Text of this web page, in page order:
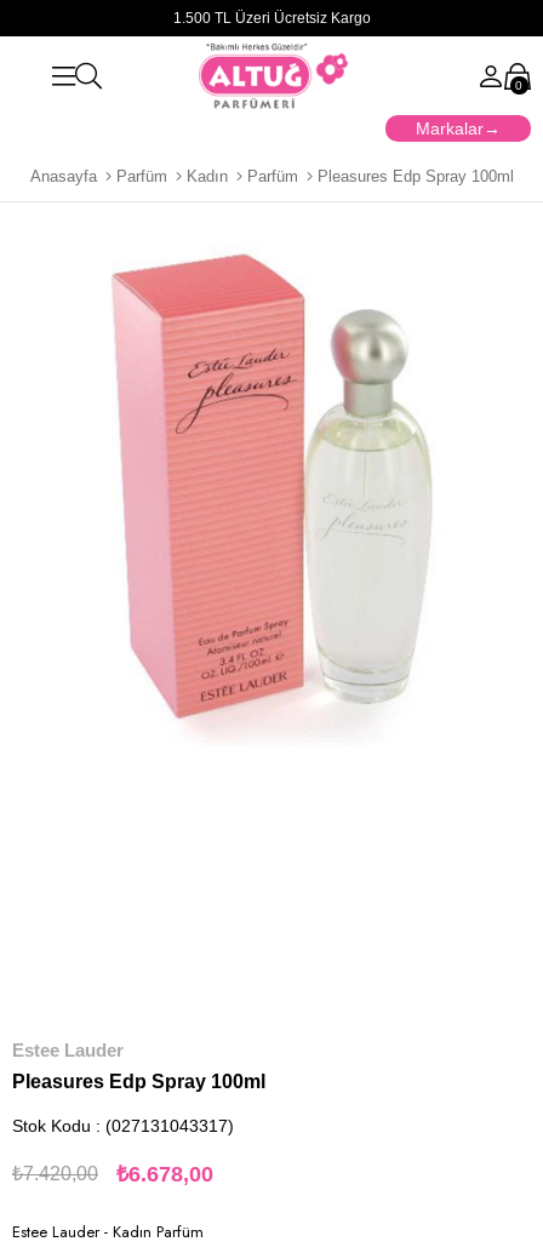
1.500 TL Üzeri Ücretsiz Kargo
0
Markalar
Anasayfa Parfüm Kadın Parfüm Pleasures Edp Spray 100ml
Estee Lauder
Pleasures Edp Spray 100ml
Stok Kodu (027131043317)
₺7.420,00 ₺6.678,00
Estee Lauder - Kadın Parfüm